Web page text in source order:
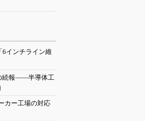
6インチライン維
続報――半導体工
カー工場の対応